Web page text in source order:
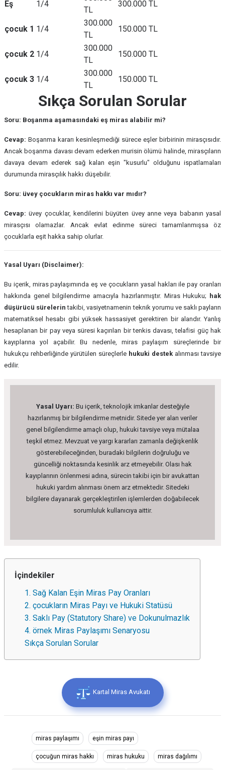
Eş 1/4
TL
300.000 TL
çocuk 1 1/4
300.000
TL
150.000 TL
çocuk 2 1/4
300.000
TL
150.000 TL
çocuk 3 1/4
300.000
TL
150.000 TL
Sıkça Sorulan Sorular
Soru: Boşanma aşamasındaki eş miras alabilir mi?
Cevap: Boşanma kararı kesinleşmediği sürece eşler birbirinin mirasçısıdır.
Ancak boşanma davası devam ederken murisin ölümü halinde, mirasçıların
davaya devam ederek sağ kalan eşin "kusurlu" olduğunu ispatlamaları
durumunda mirasçılık hakkı düşebilir.
Soru: üvey çocukların miras hakkı var mıdır?
Cevap: üvey çocuklar, kendilerini büyüten üvey anne veya babanın yasal
mirasçısı olamazlar. Ancak evlat edinme süreci tamamlanmışsa öz
çocuklarla eşit hakka sahip olurlar.
Yasal Uyarı (Disclaimer):
Bu içerik, miras paylaşımında eş ve çocukların yasal hakları ile pay oranları
hakkında genel bilgilendirme amacıyla hazırlanmıştır. Miras Hukuku; hak
düşürücü sürelerin takibi, vasiyetnamenin teknik yorumu ve saklı payların
matematiksel hesabı gibi yüksek hassasiyet gerektiren bir alandır. Yanlış
hesaplanan bir pay veya süresi kaçırılan bir tenkis davası, telafisi güç hak
kayıplarına yol açabilir. Bu nedenle, miras paylaşım süreçlerinde bir
hukukçu rehberliğinde yürütülen süreçlerle hukuki destek alınması tavsiye
edilir.
Yasal Uyarı: Bu içerik, teknolojik imkanlar desteğiyle
hazırlanmış bir bilgilendirme metnidir. Sitede yer alan veriler
genel bilgilendirme amaçlı olup, hukuki tavsiye veya mütalaa
teşkil etmez. Mevzuat ve yargı kararları zamanla değişkenlik
gösterebileceğinden, buradaki bilgilerin doğruluğu ve
güncelliği noktasında kesinlik arz etmeyebilir. Olası hak
kayıplarının önlenmesi adına, sürecin takibi için bir avukattan
hukuki yardım alınması önem arz etmektedir. Sitedeki
bilgilere dayanarak gerçekleştirilen işlemlerden doğabilecek
sorumluluk kullanıcıya aittir.
İçindekiler
1. Sağ Kalan Eşin Miras Pay Oranları
2. çocukların Miras Payı ve Hukuki Statüsü
3. Saklı Pay (Statutory Share) ve Dokunulmazlık
4. örnek Miras Paylaşımı Senaryosu
Sıkça Sorulan Sorular
Kartal Miras Avukatı
miras paylaşımı eşin miras payı
çocuğun miras hakkı miras hukuku miras dağılımı